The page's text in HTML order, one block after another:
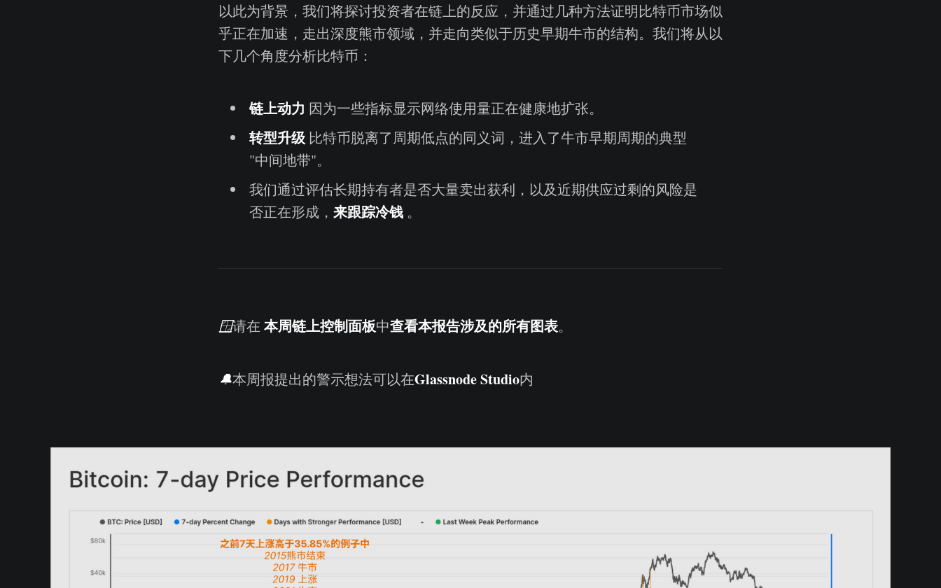
以此为背景，我们将探讨投资者在链上的反应，并通过几种方法证明比特币市场似
乎正在加速，走出深度熊市领域，并走向类似于历史早期牛市的结构。我们将从以
下几个角度分析比特币：
链上动力 因为一些指标显示网络使用量正在健康地扩张。
转型升级 比特币脱离了周期低点的同义词，进入了牛市早期周期的典型
"中间地带"。
我们通过评估长期持有者是否大量卖出获利，以及近期供应过剩的风险是
否正在形成， 来跟踪冷钱 。
🪟请在 本周链上控制面板中查看本报告涉及的所有图表。
🔔本周报提出的警示想法可以在Glassnode Studio内